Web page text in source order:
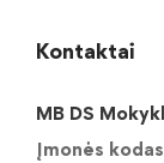
Kontaktai
MB DS
Įmonės